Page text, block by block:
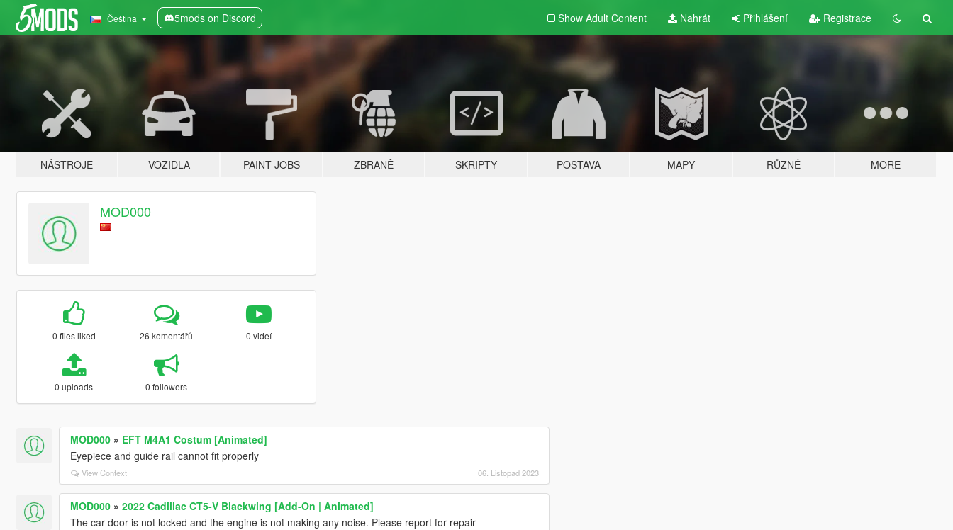
Čeština 5mods on Discord Show Adult Content Nahrát Přihlášení Registrace
NÁSTROJE VOZIDLA PAINT JOBS ZBRANĚ SKRIPTY POSTAVA MAPY RŮZNÉ MORE
MOD000
0 files liked 26 komentářů 0 videí
0 uploads 0 followers
MOD000» EFT M4A1 Costum [Animated]
Eyepiece and guide rail cannot fit properly
View Context 06. Listopad 2023
MOD000» 2022 Cadillac CT5-V Blackwing [Add-On | Animated]
The car door is not locked and the engine is not making any noise. Please report for repair